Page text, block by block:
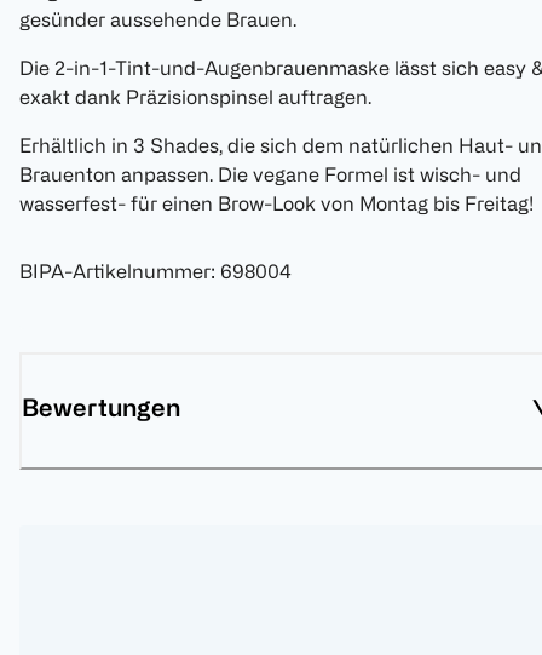
gesünder aussehende Brauen.
Die 2-in-1-Tint-und-Augenbrauenmaske lässt sich easy
exakt dank Präzisionspinsel auftragen.
Erhältlich in 3 Shades, die sich dem natürlichen Haut-
Brauenton anpassen. Die vegane Formel ist wisch- und
wasserfest- für einen Brow-Look von Montag bis Freitag!
BIPA-Artikelnummer: 698004
Bewertungen